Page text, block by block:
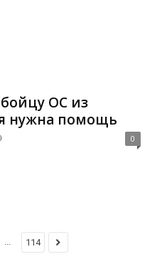
ОС из
нужна помощь
0
... 114